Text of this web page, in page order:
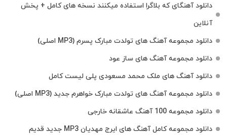
دانلود آهنگای که بلاگرا استفاده میکنند نسخه های کامل + پخش
آنلاین
دانلود مجموعه آهنگ های تولدت مبارک پسرم (MP3 اصلی)
دانلود مجموعه آهنگ های ساز عود
دانلود آهنگ های ملک‌ محمد مسعودی پلی لیست کامل
دانلود مجموعه آهنگ های تولدت مبارک خواهرم جدید (MP3 اصلی)
دانلود مجموعه 100 آهنگ عاشقانه خارجی
دانلود مجموعه کامل آهنگ های ایرج مهدیان MP3 جدید قدیم